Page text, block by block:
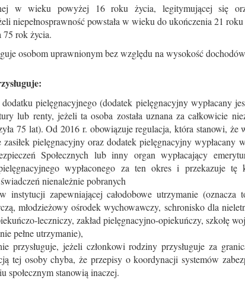
w wieku powyżej 16 roku życia, legitymującej się
niepełnosprawność powstała w wieku do ukończenia 21
75 rok życia.
osobom uprawnionym bez względu na wysokość
pielęgnacyjnego (dodatek pielęgnacyjny wypłacany
lub renty, jeżeli ta osoba została uznana za całkowicie
75 lat). Od 2016 r. obowiązuje regulacja, która stanowi, że
zasiłek pielęgnacyjny oraz dodatek pielęgnacyjny wypłacany
Społecznych lub inny organ wypłacający
wypłaconego za ten okres i przekazuje
nienależnie pobranych
instytucji zapewniającej całodobowe utrzymanie (oznacza
młodzieżowy ośrodek wychowawczy, schronisko dla
leczniczy, zakład pielęgnacyjno-opiekuńczy, szkołę
pełne utrzymanie),
przysługuje, jeżeli członkowi rodziny przysługuje za
tej osoby chyba, że przepisy o koordynacji systemów
społecznym stanowią inaczej.